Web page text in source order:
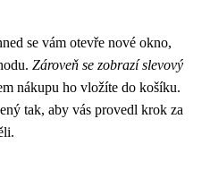
se vám otevře nové okno,
Zároveň se zobrazí slevový
nákupu ho vložíte do košíku.
tak, aby vás provedl krok za